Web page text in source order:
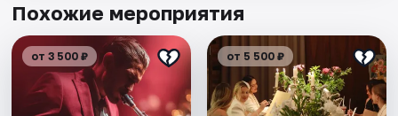
Похожие мероприятия
от 3 500 ₽ от 5 500 ₽